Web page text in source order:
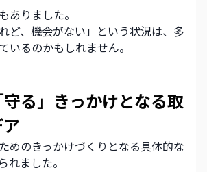
ありました。
ど、機会がない」という状況は、多
いるのかもしれません。
る」きっかけとなる取
めのきっかけづくりとなる具体的な
れました。